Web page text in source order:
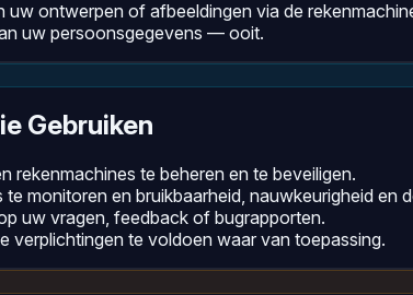
uw ontwerpen of afbeeldingen via de
uw persoonsgegevens — ooit.
Gebruiken
rekenmachines te beheren en te beveiligen.
te monitoren en bruikbaarheid, nauwkeurigheid en
uw vragen, feedback of bugrapporten.
verplichtingen te voldoen waar van toepassing.